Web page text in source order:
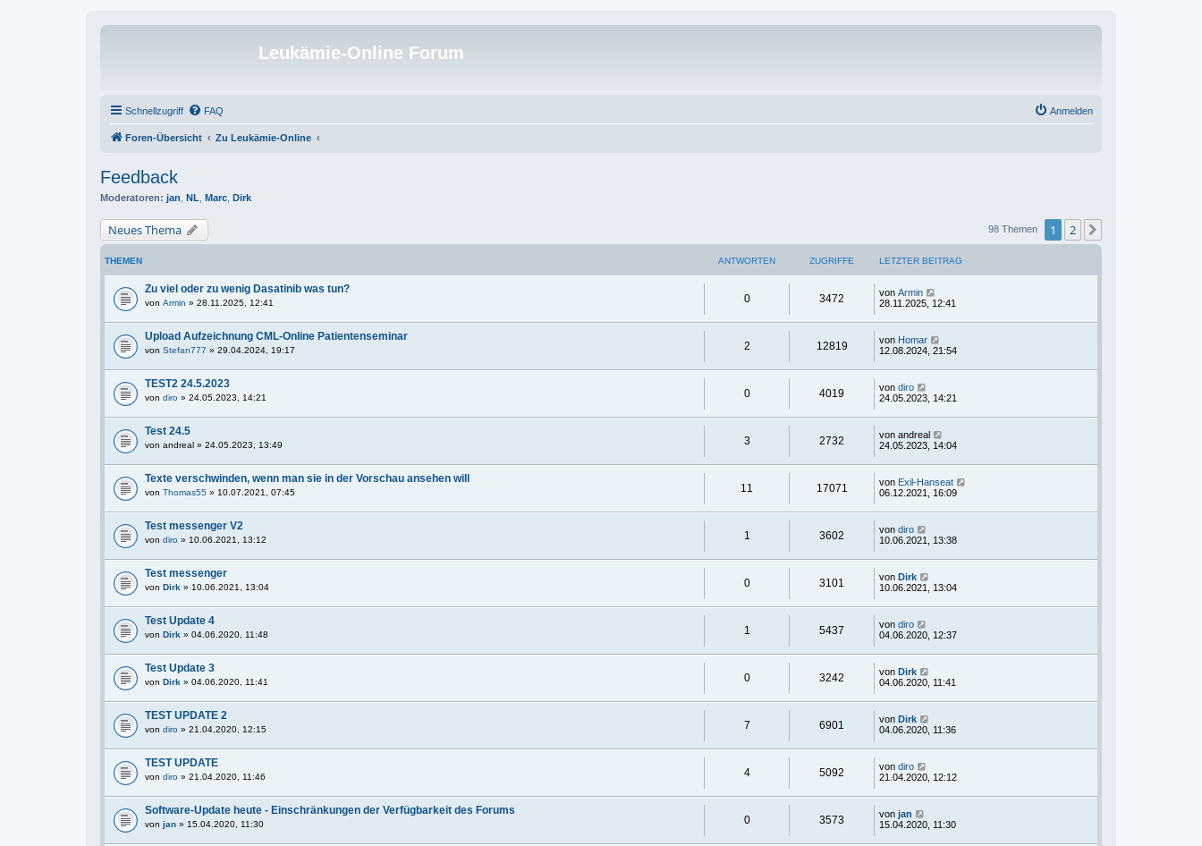
Leukämie-Online Forum
Schnellzugriff FAQ Anmelden
Foren-Übersicht Zu Leukämie-Online
Feedback
Moderatoren: jan NL Marc Dirk
Neues Thema 98 Themen 1 2
THEMEN ANTWORTEN ZUGRIFFE LETZTER BEITRAG
Zu viel oder zu wenig Dasatinib was tun?
von Armin » 28.11.2025, 12:41 0 3472 von Armin
28.11.2025, 12:41
Upload Aufzeichnung CML-Online Patientenseminar
von Stefan777 » 29.04.2024, 19:17 2 12819 von Homar
12.08.2024, 21:54
TEST2 24.5.2023
von diro » 24.05.2023, 14:21 0 4019 von diro
24.05.2023, 14:21
Test 24.5
von andreal » 24.05.2023, 13:49 3 2732 von andreal
24.05.2023, 14:04
Texte verschwinden, wenn man sie in der Vorschau ansehen will
von Thomas55 » 10.07.2021, 07:45 11 17071 von Exil-Hanseat
06.12.2021, 16:09
Test messenger V2
von diro » 10.06.2021, 13:12 1 3602 von diro
10.06.2021, 13:38
Test messenger
von Dirk » 10.06.2021, 13:04 0 3101 von Dirk
10.06.2021, 13:04
Test Update 4
von Dirk » 04.06.2020, 11:48 1 5437 von diro
04.06.2020, 12:37
Test Update 3
von Dirk » 04.06.2020, 11:41 0 3242 von Dirk
04.06.2020, 11:41
TEST UPDATE 2
von diro » 21.04.2020, 12:15 7 6901 von Dirk
04.06.2020, 11:36
TEST UPDATE
von diro » 21.04.2020, 11:46 4 5092 von diro
21.04.2020, 12:12
Software-Update heute - Einschränkungen der Verfügbarkeit des Forums
von jan » 15.04.2020, 11:30 0 3573 von jan
15.04.2020, 11:30